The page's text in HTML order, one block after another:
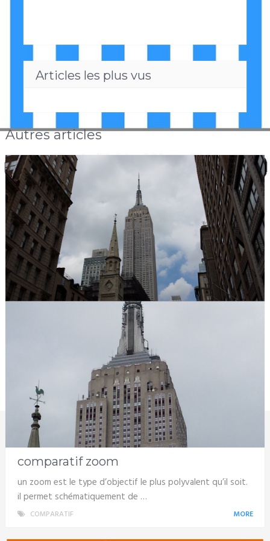
Articles les plus vus
Autres articles
comparatif zoom
un zoom est le type d’objectif le plus polyvalent qu’il soit.
il permet schématiquement de …
COMPARATIF MORE